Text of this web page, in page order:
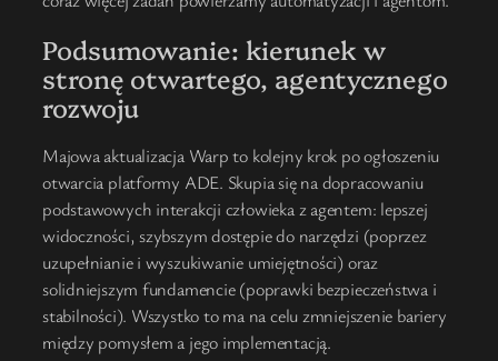
Podsumowanie: kierunek w
stronę otwartego, agentycznego
rozwoju
Majowa aktualizacja Warp to kolejny krok po ogłoszeniu
otwarcia platformy ADE. Skupia się na dopracowaniu
podstawowych interakcji człowieka z agentem: lepszej
widoczności, szybszym dostępie do narzędzi (poprzez
uzupełnianie i wyszukiwanie umiejętności) oraz
solidniejszym fundamencie (poprawki bezpieczeństwa i
stabilności). Wszystko to ma na celu zmniejszenie bariery
między pomysłem a jego implementacją.